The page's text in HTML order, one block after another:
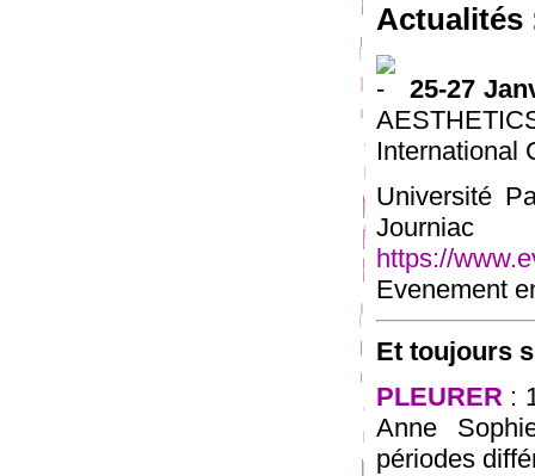
Actualités
25-27
International
Université
https://
Evenement
Et toujours
PLEURER :
Anne
périodes